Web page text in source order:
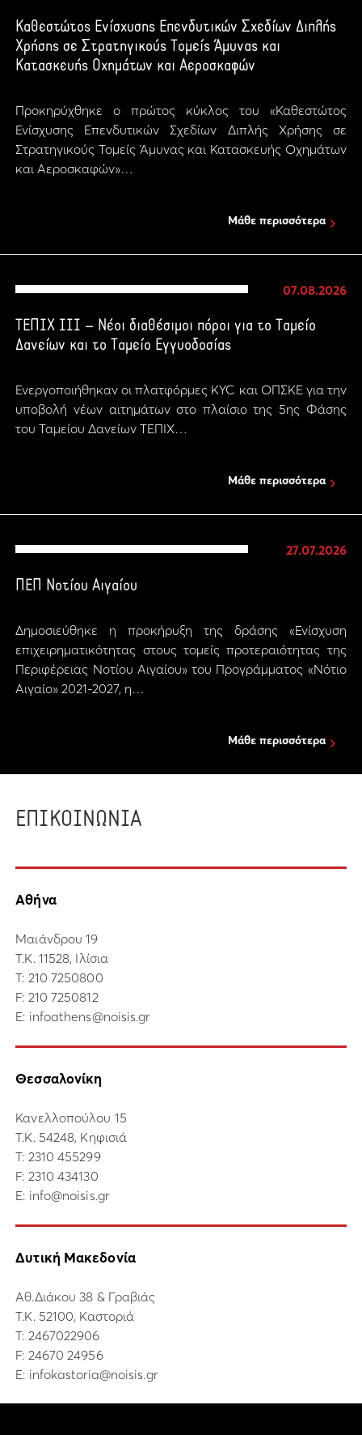
Καθεστώτος Ενίσχυσης Επενδυτικών Σχεδίων Διπλής
Χρήσης σε Στρατηγικούς Τομείς Άμυνας και
Κατασκευής Οχημάτων και Αεροσκαφών
Προκηρύχθηκε ο πρώτος κύκλος του «Καθεστώτος
Ενίσχυσης Επενδυτικών Σχεδίων Διπλής Χρήσης σε
Στρατηγικούς Τομείς Άμυνας και Κατασκευής Οχημάτων
και Αεροσκαφών»…
Μάθε περισσότερα
07.08.2026
ΤΕΠΙΧ ΙΙΙ – Νέοι διαθέσιμοι πόροι για το Ταμείο
Δανείων και το Ταμείο Εγγυοδοσίας
Ενεργοποιήθηκαν οι πλατφόρμες KYC και ΟΠΣΚΕ για την
υποβολή νέων αιτημάτων στο πλαίσιο της 5ης Φάσης
του Ταμείου Δανείων ΤΕΠΙΧ…
Μάθε περισσότερα
27.07.2026
ΠΕΠ Νοτίου Αιγαίου
Δημοσιεύθηκε η προκήρυξη της δράσης «Ενίσχυση
επιχειρηματικότητας στους τομείς προτεραιότητας της
Περιφέρειας Νοτίου Αιγαίου» του Προγράμματος «Νότιο
Αιγαίο» 2021-2027, η…
Μάθε περισσότερα
ΕΠΙΚΟΙΝΩΝΙΑ
Αθήνα
Μαιάνδρου 19
Τ.Κ. 11528, Ιλίσια
Τ: 210 7250800
F: 210 7250812
E: infoathens@noisis.gr
Θεσσαλονίκη
Κανελλοπούλου 15
Τ.Κ. 54248, Κηφισιά
Τ: 2310 455299
F: 2310 434130
E: info@noisis.gr
Δυτική Μακεδονία
Αθ.Διάκου 38 & Γραβιάς
Τ.Κ. 52100, Καστοριά
Τ: 2467022906
F: 24670 24956
E: infokastoria@noisis.gr